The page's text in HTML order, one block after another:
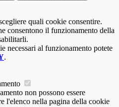
quali cookie consentire.
consentono il funzionamento della
necessari al funzionamento potete
.
non possono essere
l'elenco nella pagina della cookie